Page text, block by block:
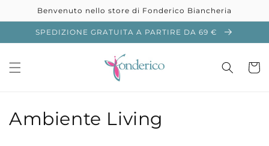
direttamente
ai contenuti
Benvenuto nello store di Fonderico Biancheria
SPEDIZIONE GRATUITA A PARTIRE DA 69 €
C
Ambiente Living